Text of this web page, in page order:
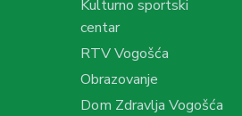
Kulturno sportski
centar
RTV Vogošća
Obrazovanje
Dom Zdravlja Vogošća